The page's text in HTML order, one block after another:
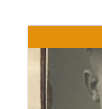
Zeigner-Haus